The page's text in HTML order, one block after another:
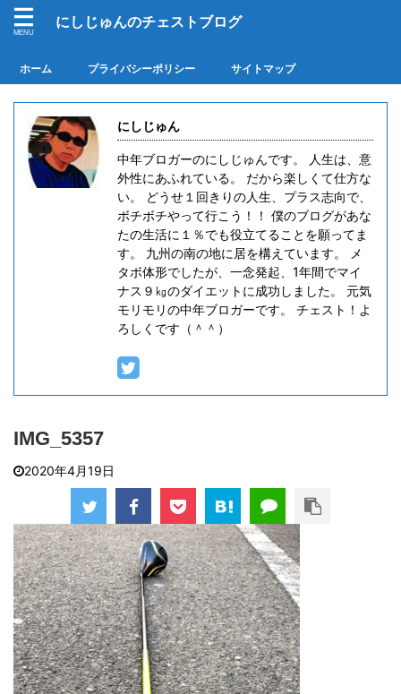
にしじゅんのチェストブログ
ホーム プライバシーポリシー サイトマップ
にしじゅん
中年ブロガーのにしじゅんです。 人生は、意
外性にあふれている。 だから楽しくて仕方な
い。 どうせ１回きりの人生、プラス志向で、
ボチボチやって行こう！！ 僕のブログがあな
たの生活に１％でも役立てることを願ってま
す。 九州の南の地に居を構えています。 メ
タボ体形でしたが、一念発起、1年間でマイ
ナス９㎏のダイエットに成功しました。 元気
モリモリの中年ブロガーです。 チェスト！よ
ろしくです（＾＾）
IMG_5357
2020年4月19日